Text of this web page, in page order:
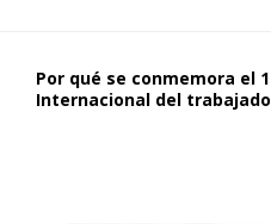
Por qué se conmemora el
Internacional del